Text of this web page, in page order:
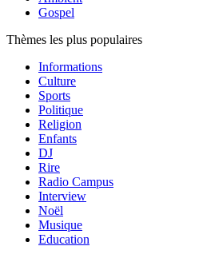
Gospel
Thèmes les plus populaires
Informations
Culture
Sports
Politique
Religion
Enfants
DJ
Rire
Radio Campus
Interview
Noël
Musique
Education